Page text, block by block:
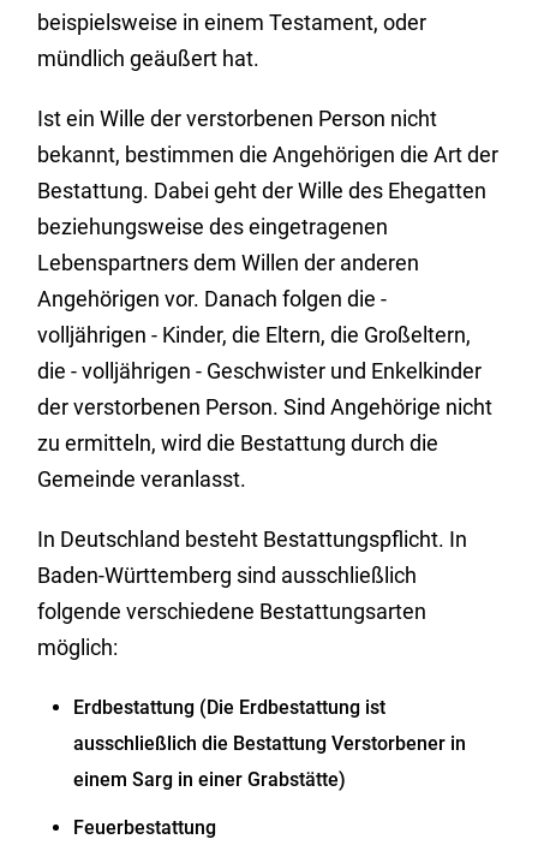
beispielsweise in einem Testament, oder
mündlich geäußert hat.
Ist ein Wille der verstorbenen Person nicht
bekannt, bestimmen die Angehörigen die Art der
Bestattung. Dabei geht der Wille des Ehegatten
beziehungsweise des eingetragenen
Lebenspartners dem Willen der anderen
Angehörigen vor. Danach folgen die -
volljährigen - Kinder, die Eltern, die Großeltern,
die - volljährigen - Geschwister und Enkelkinder
der verstorbenen Person. Sind Angehörige nicht
zu ermitteln, wird die Bestattung durch die
Gemeinde veranlasst.
In Deutschland besteht Bestattungspflicht. In
Baden-Württemberg sind ausschließlich
folgende verschiedene Bestattungsarten
möglich:
Erdbestattung (Die Erdbestattung ist
ausschließlich die Bestattung Verstorbener in
einem Sarg in einer Grabstätte)
Feuerbestattung